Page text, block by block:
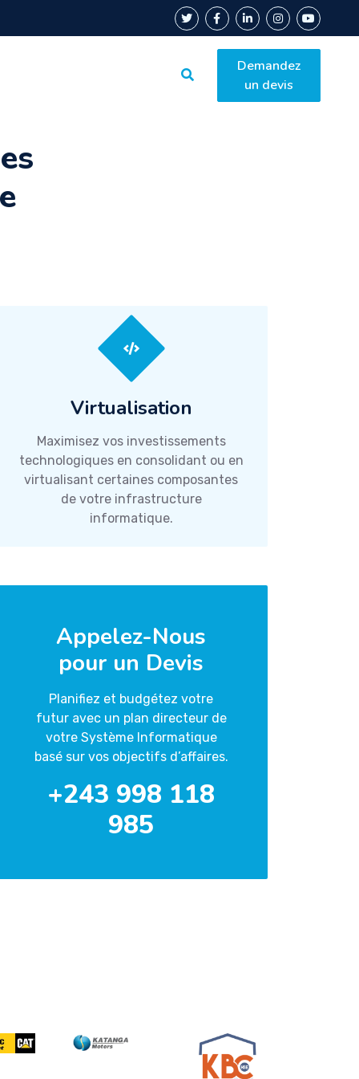
Demandez
un devis
Virtualisation
Maximisez vos investissements
technologiques en consolidant ou en
virtualisant certaines composantes
de votre infrastructure
informatique.
Appelez-Nous
pour un Devis
Planifiez et budgétez votre
futur avec un plan directeur de
votre Système Informatique
basé sur vos objectifs d’affaires.
+243 998 118
985